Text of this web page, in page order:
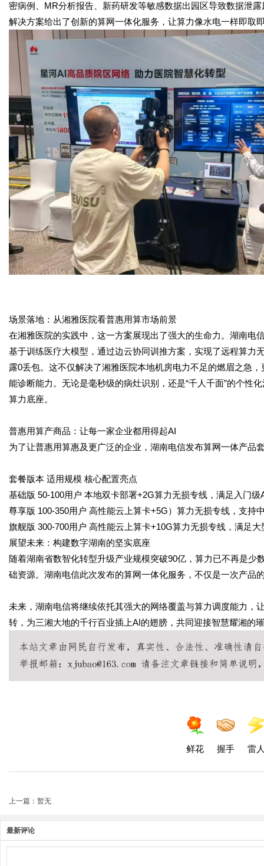
密病例、 MR分析报告、新药研发等敏感数据出园区导致数据泄
解决方案给出了创新的算网一体化服务，让算力像水电一样即取
场景落地：从湘雅医院看普惠用算市场前景
在湘雅医院的实践中，这一方案展现出了强大的生命力。湖南电
基于训练医疗大模型，通过边云协同训推方案，实现了远程算力
露0丢包。这不仅解决了湘雅医院本地机房电力不足的燃眉之急
能诊断能力。无论是毫秒级的病灶识别，还是“千人千面”的个性
算力底座。
普惠用算产商品：让每一家企业都用得起AI
为了让普惠用算惠及更广泛的企业，湖南电信发布算网一体产品
套餐版本 适用规模 核心配置亮点
基础版 50-100用户 本地双卡部署+2G算力无损专线，满足入门级
尊享版 100-350用户 高性能云上算卡+5G）算力无损专线，支持
旗舰版 300-700用户 高性能云上算卡+10G算力无损专线，满足
展望未来：构建数字湖南的坚实底座
随着湖南省数智化转型升级产业规模突破90亿，算力已不再是少
础资源。湖南电信此次发布的算网一体化服务，不仅是一次产品
未来，湖南电信将继续依托其强大的网络覆盖与算力调度能力，
转，为三湘大地的千行百业插上AI的翅膀，共同迎接智慧耀湘的
鲜花 握手 雷
上一篇：暂无
最新评论